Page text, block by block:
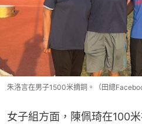
朱洛言在男子1500米摘銅。（田總
女子組方面，陳佩琦在100